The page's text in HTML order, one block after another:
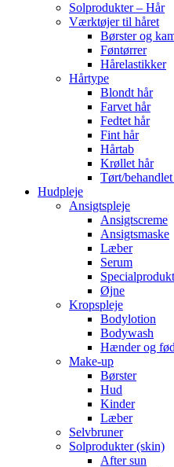
Solprodukter – Hår
Værktøjer til håret
Børster og
Føntørrer
Hårelastikker
Hårtype
Blondt hår
Farvet hår
Fedtet hår
Fint hår
Hårtab
Krøllet hår
Tørt/
Hudpleje
Ansigtspleje
Ansigtscreme
Ansigtsmaske
Læber
Serum
Øjne
Kropspleje
Bodylotion
Bodywash
Hænder og
Make-up
Børster
Hud
Kinder
Læber
Selvbruner
Solprodukter (skin)
After sun